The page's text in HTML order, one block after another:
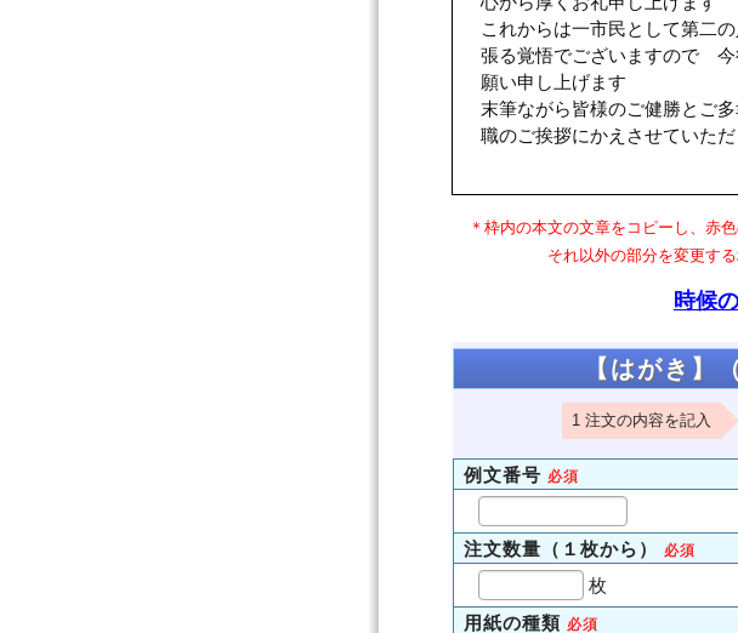
これからは一市民として第二
張る覚悟でございますので 今
願い申し上げます
末筆ながら皆様のご健勝とご
職のご挨拶にかえさせていた
敬
＊枠内の本文の文章をコピーし、赤
それ以外の部分を変更す
時候